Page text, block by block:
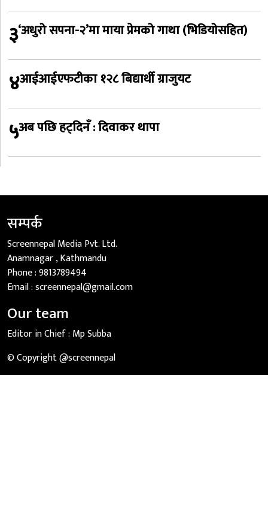
३‘अधुरो सपना-२’मा माया प्रेमको गाथा (भिडियोसहित)
४आईआईएफटीका १२८ बिद्यार्थी ग्राजुयट
५अब पछि हट्दिनँ : दिवाकर थापा
सम्पर्क
Screennepal Media Pvt. Ltd.
Anamnagar , Kathmandu
Phone :9813789494
Email :screennepal@gmail.com
Our team
Editor in Chief : Mp Subba
© Copyright @screennepal